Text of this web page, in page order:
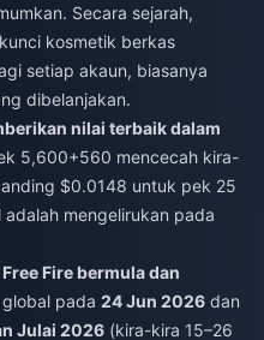
Secara sejarah,
kosmetik berkas
setiap akaun, biasanya
dibelanjakan.
nilai terbaik dalam
5,600+560 mencecah kira-
$0.0148 untuk pek 25
mengelirukan pada
Fire bermula dan
pada 24 Jun 2026 dan
Julai 2026 (kira-kira 15–26